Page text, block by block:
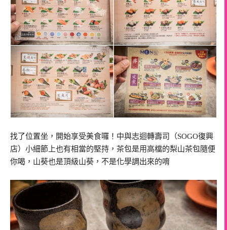
找了位置坐，開始享受美食囉！中與志迴轉壽司（SOGO復興
店）小細節上也有相當的堅持，茶包是用高檔的梨山茶包隨便
你喝，山葵也是頂級山葵，不是化學調出來的唷